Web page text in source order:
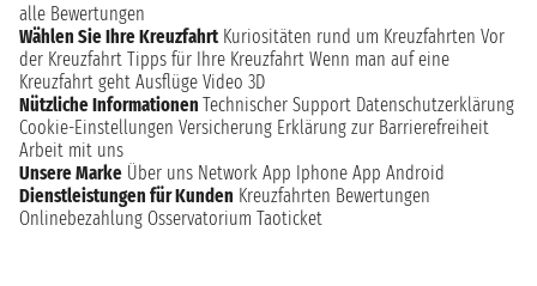
alle Bewertungen
Wählen Sie Ihre Kreuzfahrt Kuriositäten rund um Kreuzfahrten Vor
der Kreuzfahrt Tipps für Ihre Kreuzfahrt Wenn man auf eine
Kreuzfahrt geht Ausflüge Video 3D
Nützliche Informationen Technischer Support Datenschutzerklärung
Cookie-Einstellungen Versicherung Erklärung zur Barrierefreiheit
Arbeit mit uns
Unsere Marke Über uns Network App Iphone App Android
Dienstleistungen für Kunden Kreuzfahrten Bewertungen
Onlinebezahlung Osservatorium Taoticket